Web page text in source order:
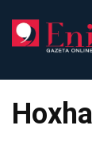
content